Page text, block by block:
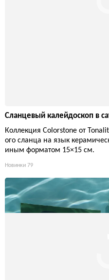
Сланцевый калейдоскоп в
Коллекция Colorstone от
ого сланца на язык
иным форматом 15×15 см.
Новинки 79